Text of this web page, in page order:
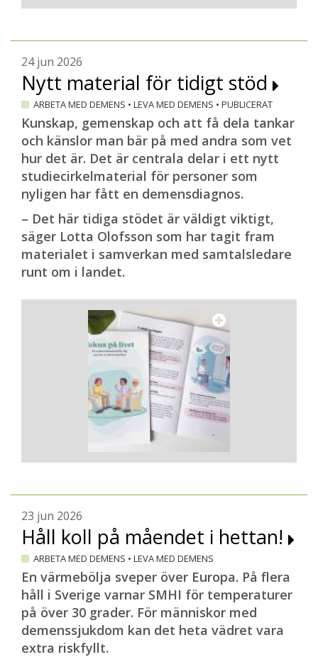
tar genom munnen. Det ges som dropp
varannan vecka och kräver alltså ett besök
på en sjukvårdsmottagning.
– Troligen kommer
minnesmottagningarna ta hand om detta,
om det skulle bli aktuellt. Då är det också
minnesmottagningarna som ska registrera
i den nya läkemedelsmodulen. Men inget
hindrar att vi öppnar modulen även för
primärvården, om det skulle behövas,
säger Maria Eriksdotter.
Text: Magnus Westlander
Foto (porträtt): David Thunander
24 jun 2026
Nytt material för tidigt stöd
ARBETA MED DEMENS • LEVA MED DEMENS • PUBLICERAT
Kunskap, gemenskap och att få dela tankar
och känslor man bär på med andra som vet
hur det är. Det är centrala delar i ett nytt
studiecirkelmaterial för personer som
nyligen har fått en demensdiagnos.
– Det här tidiga stödet är väldigt viktigt,
säger Lotta Olofsson som har tagit fram
materialet i samverkan med samtalsledare
runt om i landet.
23 jun 2026
Håll koll på måendet i hettan!
ARBETA MED DEMENS • LEVA MED DEMENS
En värmebölja sveper över Europa. På flera
håll i Sverige varnar SMHI för temperaturer
på över 30 grader. För människor med
demenssjukdom kan det heta vädret vara
extra riskfyllt.